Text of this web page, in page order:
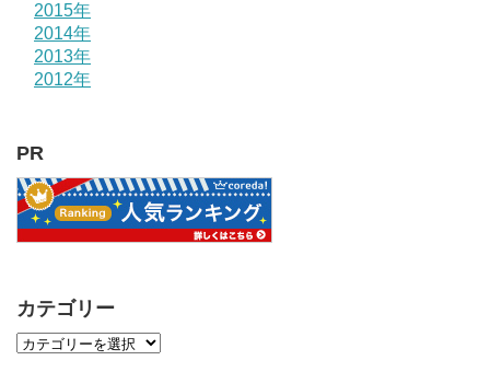
2015年
2014年
2013年
2012年
PR
カテゴリー